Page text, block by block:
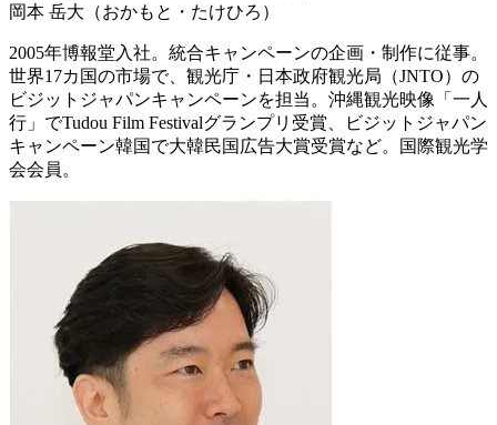
岡本 岳大（おかもと・たけひろ）
2005年博報堂入社。統合キャンペーンの企画・制作に従事。
世界17カ国の市場で、観光庁・日本政府観光局（JNTO）の
ビジットジャパンキャンペーンを担当。沖縄観光映像「一人
行」でTudou Film Festivalグランプリ受賞、ビジットジャパン
キャンペーン韓国で大韓民国広告大賞受賞など。国際観光学
会会員。